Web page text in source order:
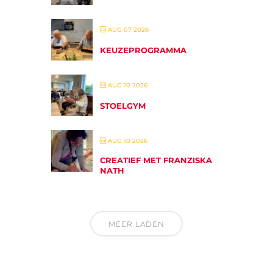
AUG 07 2026
KEUZEPROGRAMMA
AUG 10 2026
STOELGYM
AUG 10 2026
CREATIEF MET FRANZISKA
NATH
MEER LADEN